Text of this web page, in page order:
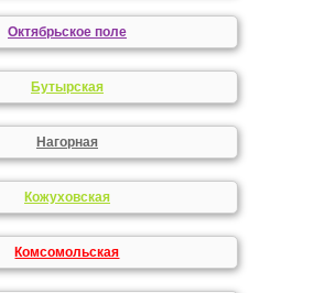
Октябрьское поле
Бутырская
Нагорная
Кожуховская
Комсомольская